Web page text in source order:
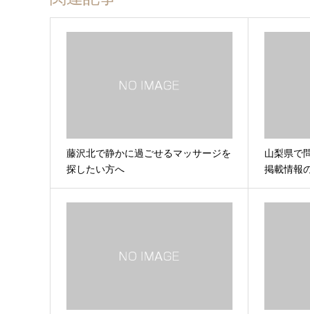
藤沢北で静かに過ごせるマッサージを
探したい方へ
山梨県で
掲載情報